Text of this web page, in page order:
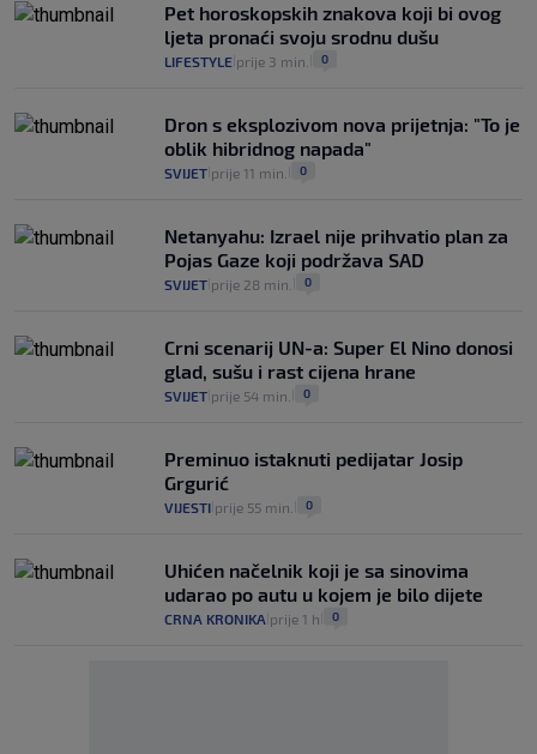
Pet horoskopskih znakova koji bi ovog
ljeta pronaći svoju srodnu dušu
LIFESTYLE prije 3 min. 0
Dron s eksplozivom nova prijetnja: "To je
oblik hibridnog napada"
SVIJET prije 11 min. 0
Netanyahu: Izrael nije prihvatio plan za
Pojas Gaze koji podržava SAD
SVIJET prije 28 min. 0
Crni scenarij UN-a: Super El Nino donosi
glad, sušu i rast cijena hrane
SVIJET prije 54 min. 0
Preminuo istaknuti pedijatar Josip
Grgurić
VIJESTI prije 55 min. 0
Uhićen načelnik koji je sa sinovima
udarao po autu u kojem je bilo dijete
CRNA KRONIKA prije 1 h 0